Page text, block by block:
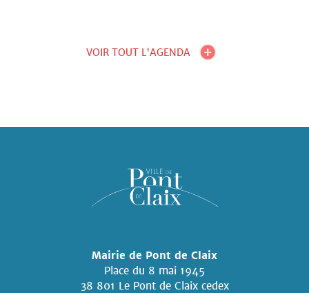
VOIR TOUT L'AGENDA
Mairie de Pont de Claix
Place du 8 mai 1945
38 801 Le Pont de Claix cedex